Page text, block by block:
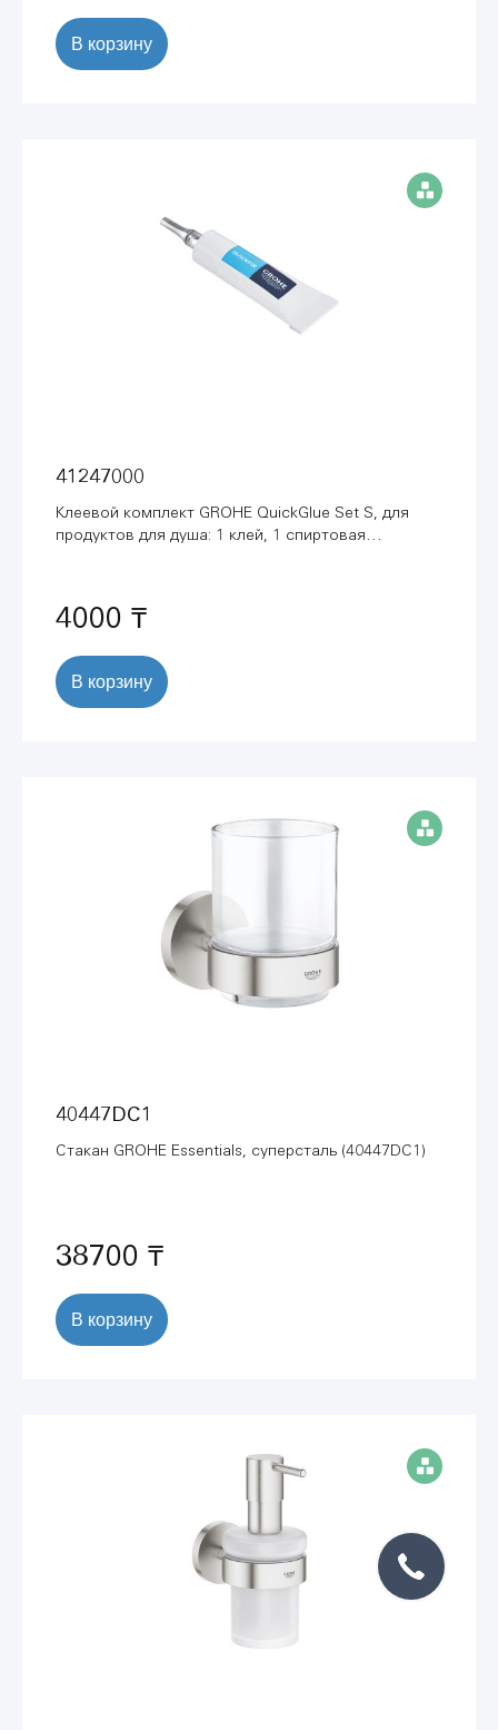
В корзину
41247000
Клеевой комплект GROHE QuickGlue Set S, для
продуктов для душа: 1 клей, 1 спиртовая
4000 ₸
В корзину
40447DC1
Стакан GROHE Essentials, суперсталь (40447DC1)
38700 ₸
В корзину